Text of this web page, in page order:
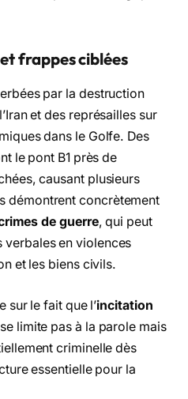
frappes ciblées
par la destruction
et des représailles sur
dans le Golfe. Des
le pont B1 près de
causant plusieurs
démontrent concrètement
de guerre, qui peut
verbales en violences
et les biens civils.
sur le fait que l’incitation
limite pas à la parole mais
criminelle dès
essentielle pour la